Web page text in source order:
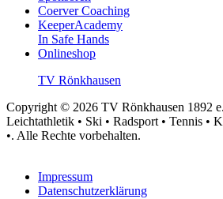
Coerver Coaching
KeeperAcademy
In Safe Hands
Onlineshop
TV Rönkhausen
Copyright © 2026 TV Rönkhausen 1892
Leichtathletik • Ski • Radsport • Tennis •
•. Alle Rechte vorbehalten.
Impressum
Datenschutzerklärung